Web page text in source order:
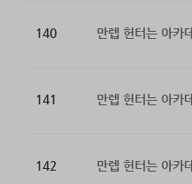
140 만렙 헌터는 아카
141 만렙 헌터는 아카
142 만렙 헌터는 아카